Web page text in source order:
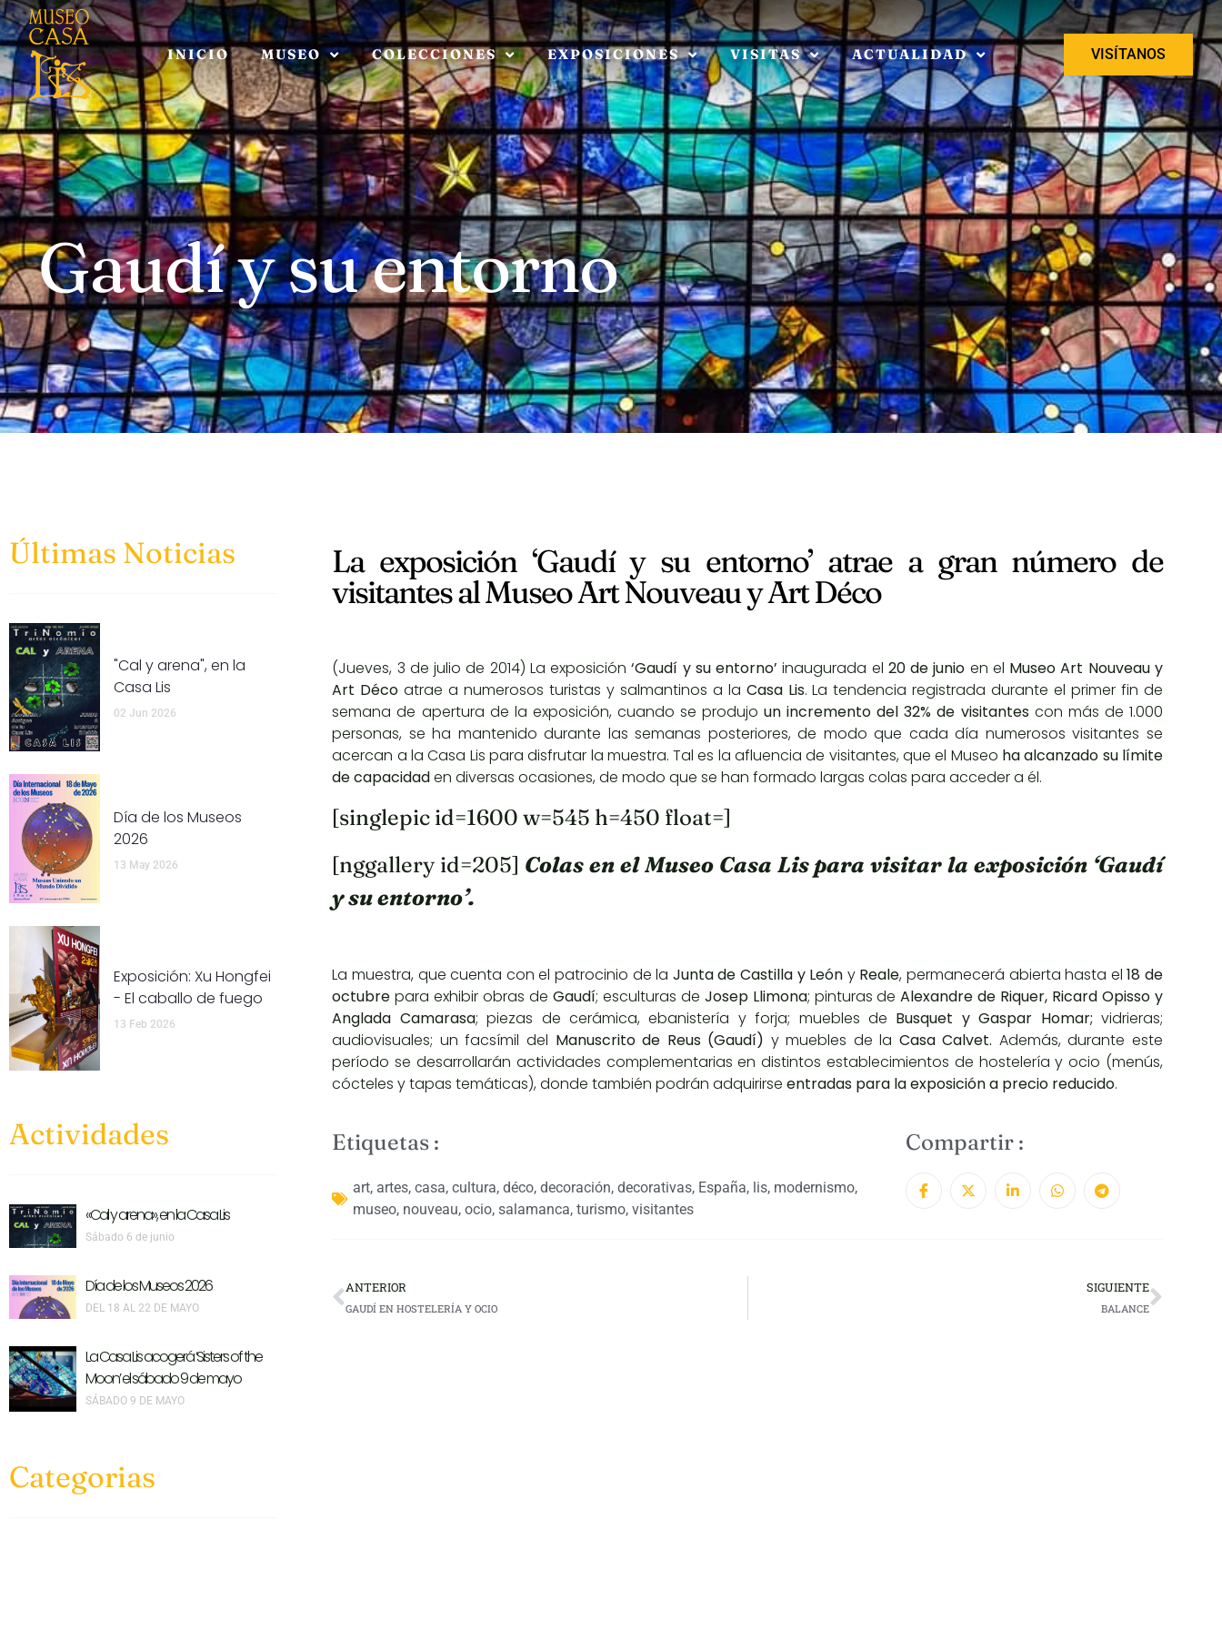
INICIO MUSEO COLECCIONES EXPOSICIONES VISITAS ACTUALIDAD VISÍTANOS
Gaudí y su entorno
Últimas Noticias
"Cal y arena", en la
Casa Lis
02 Jun 2026
Día de los Museos
2026
13 May 2026
Exposición: Xu Hongfei
- El caballo de fuego
13 Feb 2026
Actividades
«Cal y arena», en la Casa Lis
Sábado 6 de junio
Día de los Museos 2026
DEL 18 AL 22 DE MAYO
La Casa Lis acogerá ‘Sisters of the
Moon’ el sábado 9 de mayo
SÁBADO 9 DE MAYO
Categorias
La exposición ‘Gaudí y su entorno’ atrae a gran número de
visitantes al Museo Art Nouveau y Art Déco
(Jueves, 3 de julio de 2014) La exposición ‘Gaudí y su entorno’inaugurada el 20 de junio en el Museo Art Nouveau y
Art Déco atrae a numerosos turistas y salmantinos a la Casa Lis. La tendencia registrada durante el primer fin de
semana de apertura de la exposición, cuando se produjoun incremento del 32% de visitantescon más de 1.000
personas, se ha mantenido durante las semanas posteriores, de modo que cada día numerosos visitantes se
acercan a la Casa Lis para disfrutar la muestra. Tal es la afluencia de visitantes, que el Museo ha alcanzado su límite
de capacidaden diversas ocasiones, de modo que se han formado largas colas para acceder a él.
[singlepic id=1600 w=545 h=450 float=]
[nggallery id=205] Colas en el Museo Casa Lis para visitar la exposición ‘Gaudí
y su entorno’.
La muestra, que cuenta con el patrocinio de la Junta de Castilla y León y Reale, permanecerá abierta hasta el18 de
octubre para exhibir obras de Gaudí; esculturas de Josep Llimona; pinturas deAlexandre de Riquer, Ricard Opisso y
Anglada Camarasa; piezas de cerámica, ebanistería y forja; muebles de Busquet y Gaspar Homar; vidrieras;
audiovisuales; un facsímil del Manuscrito de Reus (Gaudí) y muebles de la Casa Calvet. Además, durante este
período se desarrollarán actividades complementarias en distintos establecimientos de hostelería y ocio (menús,
cócteles y tapas temáticas), donde también podrán adquirirseentradas para la exposición a precio reducido.
Etiquetas :
art, artes,casa,cultura,déco,decoración,decorativas, España, lis, modernismo,
museo, nouveau,ocio,salamanca,turismo,visitantes
Compartir :
ANTERIOR
GAUDÍ EN HOSTELERÍA Y OCIO
SIGUIENTE
BALANCE